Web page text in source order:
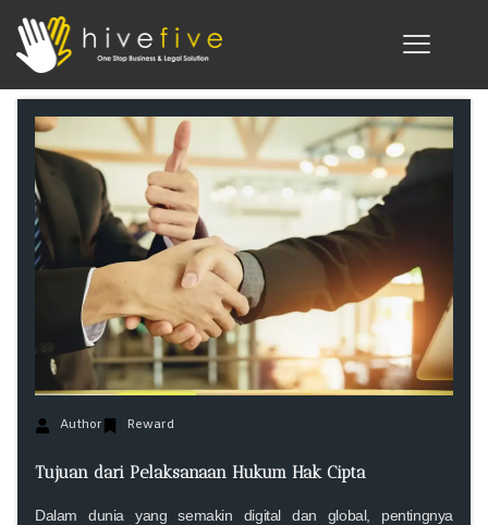
Author Reward
Tujuan dari Pelaksanaan Hukum Hak Cipta
Dalam dunia yang semakin digital dan global, pentingnya